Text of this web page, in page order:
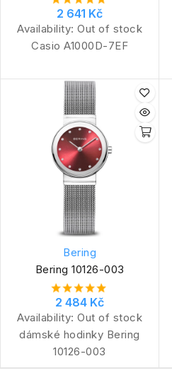
2 641 Kč
Availability: Out of stock
Casio A1000D-7EF
Bering
Bering 10126-003
2 484 Kč
Availability: Out of stock
dámské hodinky Bering
10126-003